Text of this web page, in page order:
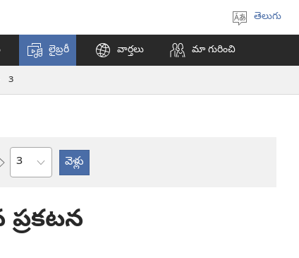
ఎంచుకోండి
తెలుగు
లైబ్రరీ వార్తలు మా గురించి
3
అధ్యాయం